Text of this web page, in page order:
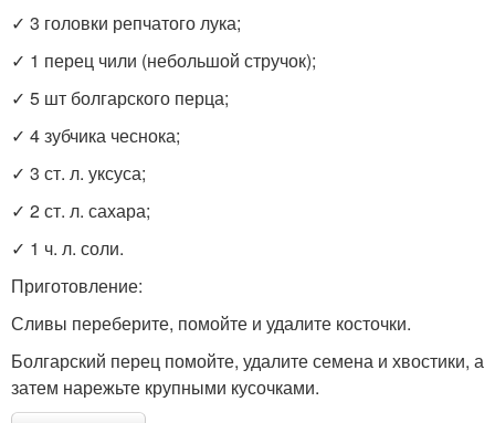
✓ 3 головки репчатого лука;
✓ 1 перец чили (небольшой стручок);
✓ 5 шт болгарского перца;
✓ 4 зубчика чеснока;
✓ 3 ст. л. уксуса;
✓ 2 ст. л. сахара;
✓ 1 ч. л. соли.
Приготовление:
Сливы переберите, помойте и удалите косточки.
Болгарский перец помойте, удалите семена и хвостики, а
затем нарежьте крупными кусочками.